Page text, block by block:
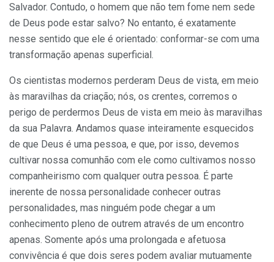
Salvador. Contudo, o homem que não tem fome nem sede
de Deus pode estar salvo? No entanto, é exatamente
nesse sentido que ele é orientado: conformar-se com uma
transformação apenas superficial.
Os cientistas modernos perderam Deus de vista, em meio
às maravilhas da criação; nós, os crentes, corremos o
perigo de perdermos Deus de vista em meio às maravilhas
da sua Palavra. Andamos quase inteiramente esquecidos
de que Deus é uma pessoa, e que, por isso, devemos
cultivar nossa comunhão com ele como cultivamos nosso
companheirismo com qualquer outra pessoa. É parte
inerente de nossa personalidade conhecer outras
personalidades, mas ninguém pode chegar a um
conhecimento pleno de outrem através de um encontro
apenas. Somente após uma prolongada e afetuosa
convivência é que dois seres podem avaliar mutuamente